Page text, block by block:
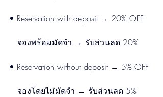
• Reservation with deposit → 20% OFF
จองพร้อมมัดจำ → รับส่วนลด 20%
• Reservation without deposit → 5% OFF
จองโดยไม่มัดจำ → รับส่วนลด 5%